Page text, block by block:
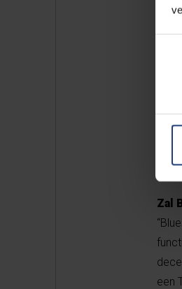
Is
Zal
een